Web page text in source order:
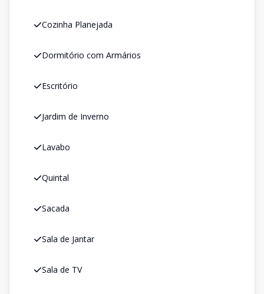
Cozinha Planejada
Dormitório com Armários
Escritório
Jardim de Inverno
Lavabo
Quintal
Sacada
Sala de Jantar
Sala de TV